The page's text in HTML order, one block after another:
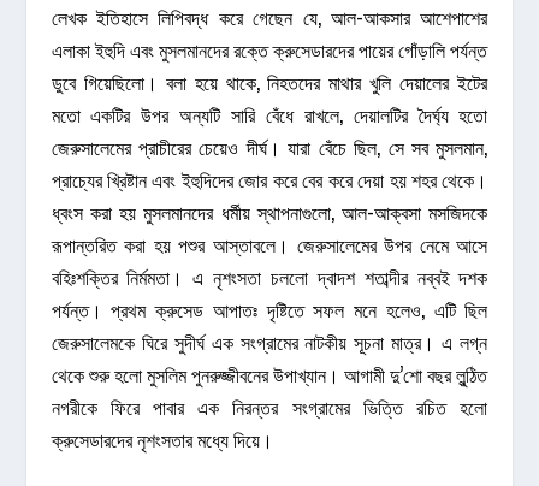
লেখক ইতিহাসে লিপিবদ্ধ করে গেছেন যে, আল-আকসার আশেপাশের
এলাকা ইহুদি এবং মুসলমানদের রক্তে ক্রুসেডারদের পায়ের গোঁড়ালি পর্যন্ত
ডুবে গিয়েছিলো। বলা হয়ে থাকে, নিহতদের মাথার খুলি দেয়ালের ইটের
মতো একটির উপর অন্যটি সারি বেঁধে রাখলে, দেয়ালটির দৈর্ঘ্য হতো
জেরুসালেমের প্রাচীরের চেয়েও দীর্ঘ। যারা বেঁচে ছিল, সে সব মুসলমান,
প্রাচ্যের খ্রিষ্টান এবং ইহুদিদের জোর করে বের করে দেয়া হয় শহর থেকে।
ধ্বংস করা হয় মুসলমানদের ধর্মীয় স্থাপনাগুলো, আল-আক্বসা মসজিদকে
রূপান্তরিত করা হয় পশুর আস্তাবলে। জেরুসালেমের উপর নেমে আসে
বহিঃশক্তির নির্মমতা। এ নৃশংসতা চললো দ্বাদশ শতাব্দীর নব্বই দশক
পর্যন্ত। প্রথম ক্রুসেড আপাতঃ দৃষ্টিতে সফল মনে হলেও, এটি ছিল
জেরুসালেমকে ঘিরে সুদীর্ঘ এক সংগ্রামের নাটকীয় সূচনা মাত্র। এ লগ্ন
থেকে শুরু হলো মুসলিম পুনরুজ্জীবনের উপাখ্যান। আগামী দু’শো বছর লুন্ঠিত
নগরীকে ফিরে পাবার এক নিরন্তর সংগ্রামের ভিত্তি রচিত হলো
ক্রুসেডারদের নৃশংসতার মধ্যে দিয়ে।